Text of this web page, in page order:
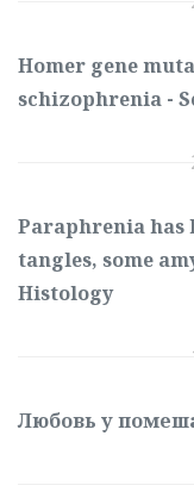
Homer gene
schizophrenia -
Paraphrenia has
tangles, some
Histology
Любовь у